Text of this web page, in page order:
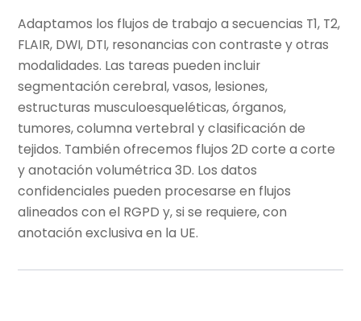
Adaptamos los flujos de trabajo a secuencias T1, T2,
FLAIR, DWI, DTI, resonancias con contraste y otras
modalidades. Las tareas pueden incluir
segmentación cerebral, vasos, lesiones,
estructuras musculoesqueléticas, órganos,
tumores, columna vertebral y clasificación de
tejidos. También ofrecemos flujos 2D corte a corte
y anotación volumétrica 3D. Los datos
confidenciales pueden procesarse en flujos
alineados con el RGPD y, si se requiere, con
anotación exclusiva en la UE.